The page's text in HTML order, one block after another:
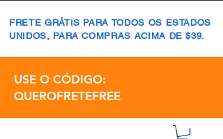
FRETE GRÁTIS PARA TODOS OS ESTADOS
UNIDOS, PARA COMPRAS ACIMA DE $39.
USE O CÓDIGO:
QUEROFRETEFREE